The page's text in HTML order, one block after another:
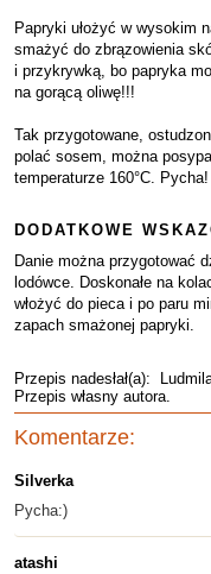
Papryki ułożyć w wysokim
smażyć do zbrązowienia
i przykrywką, bo papryka
na gorącą oliwę!!!
Tak przygotowane,
polać sosem, można
temperaturze 160°C. Pycha!
DODATKOWE
Danie można przygotować
lodówce. Doskonałe na
włożyć do pieca i po paru
zapach smażonej papryki.
Przepis nadesłał(a):
Przepis własny autora.
Komentarze:
Silverka
Pycha:)
atashi